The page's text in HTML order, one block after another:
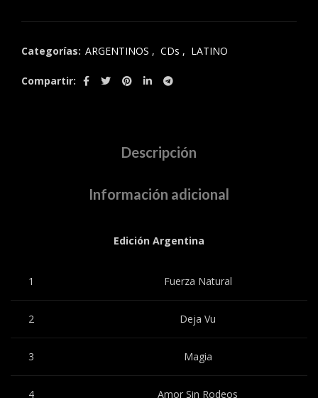
Categorías: ARGENTINOS , CDs , LATINO
Compartir
Descripción
Información adicional
Edición Argentina
1 Fuerza Natural
2 Deja Vu
3 Magia
4 Amor Sin Rodeos